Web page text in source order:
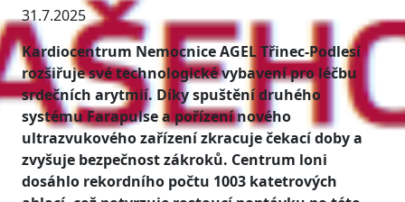
31.7.2025
Kardiocentrum Nemocnice AGEL Třinec-Podlesí
rozšiřuje své technologické vybavení pro léčbu
srdečních arytmií. Díky spuštění druhého
systému Farapulse a pořízení nového
ultrazvukového zařízení zkracuje čekací doby a
zvyšuje bezpečnost zákroků. Centrum loni
dosáhlo rekordního počtu 1003 katetrových